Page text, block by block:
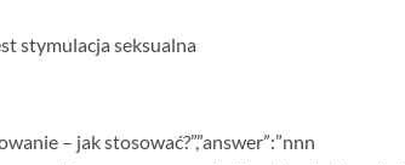
stymulacja seksualna
– jak stosować?”,”answer”:”nnn